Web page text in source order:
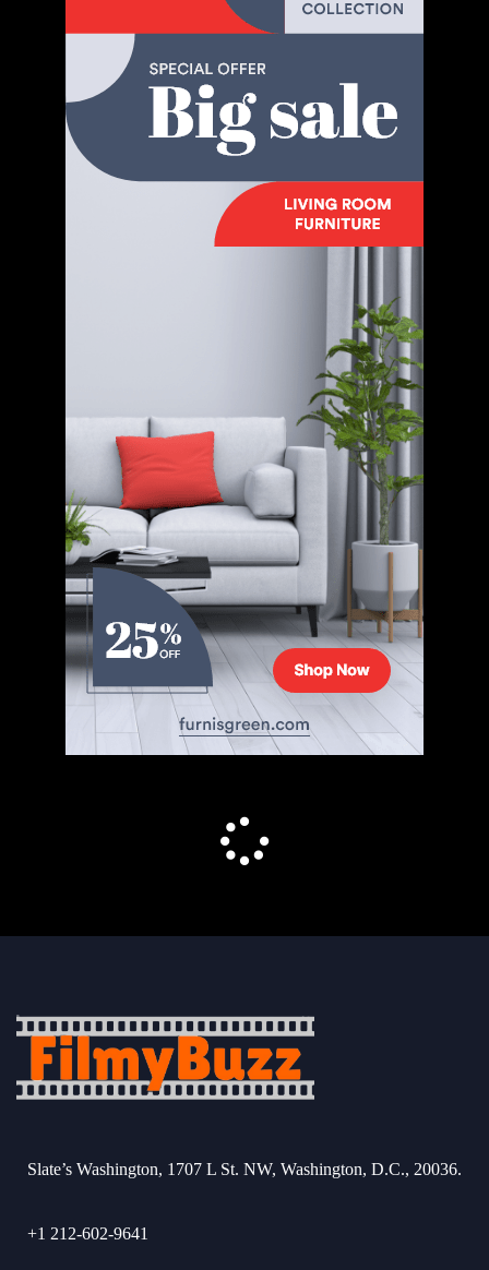
Slate’s Washington, 1707 L St. NW, Washington, D.C., 20036.
+1 212-602-9641